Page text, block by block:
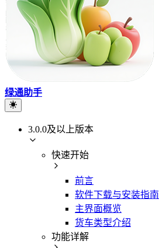
绿通助手
3.0.0及以上版本
快速开始
前言
软件下载与安装指南
主界面概览
货车类型介绍
功能详解